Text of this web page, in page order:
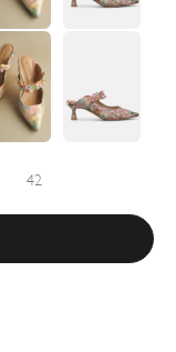
42